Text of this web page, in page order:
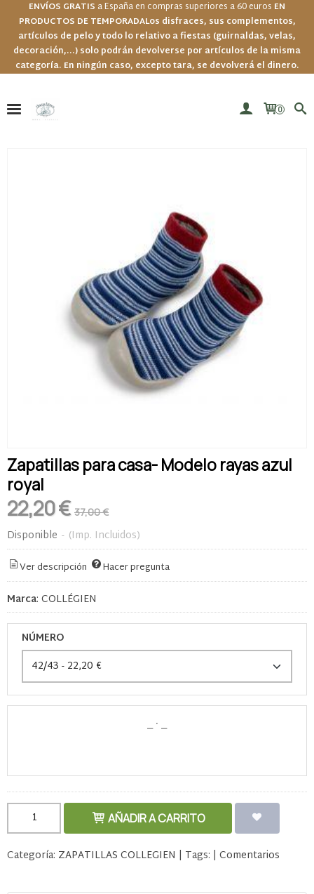
ENVÍOS GRATIS a España en compras superiores a 60 euros EN
PRODUCTOS DE TEMPORADALos disfraces, sus complementos,
artículos de pelo y todo lo relativo a fiestas (guirnaldas, velas,
decoración,...) solo podrán devolverse por artículos de la misma
categoría. En ningún caso, excepto tara, se devolverá el dinero.
0
Zapatillas para casa- Modelo rayas azul
royal
22,20 € 37,00 €
Disponible - (Imp. Incluidos)
Ver descripción Hacer pregunta
Marca: COLLÉGIEN
NÚMERO
AÑADIR A CARRITO
Categoría: ZAPATILLAS COLLEGIEN | Tags: | Comentarios